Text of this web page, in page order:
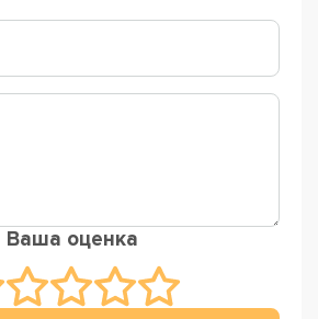
Ваша оценка